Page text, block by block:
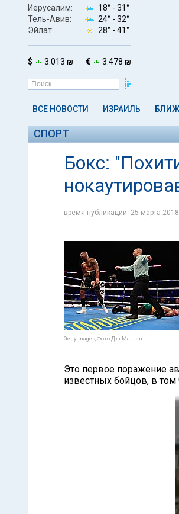
Иерусалим: 18° - 31°
Тель-Авив:
24° - 32°
Эйлат:
28° - 41°
$ 3.013 ₪ € 3.478 ₪
ВСЕ НОВОСТИ ИЗРАИЛЬ
СПОРТ
Бокс:
время публикации: 25 марта
GettyImages, Фото Дэн Маллен
Это первое поражение
известных бойцов, в